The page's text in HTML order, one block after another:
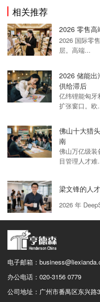
相关推荐
2026 零售高
2026 国际零
层。高端...
2026 储能出
供给滞后
亿纬锂能匈牙
扩张窗口。欧
佛山十大猎
南
佛山万亿级装
目管理人才难
梁文锋的人
2026 年
电子邮箱：
办公电话： 020-3156 0779
公司地址： 广州市番禺区东兴路